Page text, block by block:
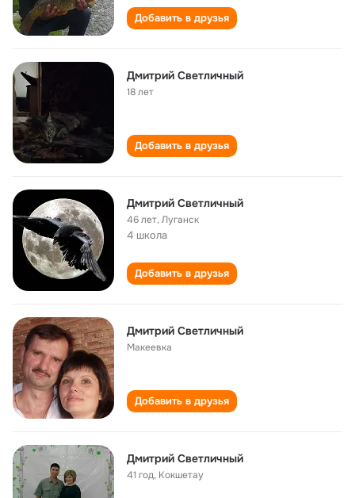
Добавить в друзья
Дмитрий Светличный
18 лет
Добавить в друзья
Дмитрий Светличный
46 лет,Луганск
4 школа
Добавить в друзья
Дмитрий Светличный
Макеевка
Добавить в друзья
Дмитрий Светличный
41 год, Кокшетау